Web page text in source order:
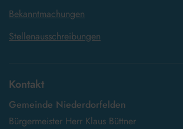
Bekanntmachungen
Stellenausschreibungen
Kontakt
Gemeinde Niederdorfelden
Bürgermeister Herr Klaus Büttner